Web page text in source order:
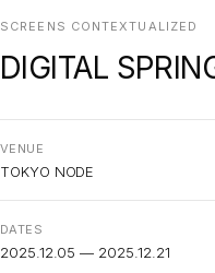
SCREENS CONTEXTUALIZED
DIGITAL
VENUE
TOKYO NODE
DATES
2025.12.05 — 2025.12.21